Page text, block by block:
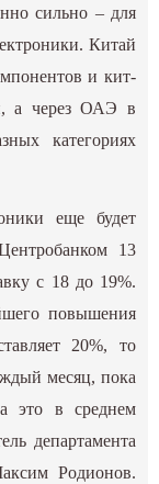
сильно – для
Китай
и кит-
а через ОАЭ в
категориях
еще будет
13
с 18 до 19%.
повышения
20%, то
месяц, пока
это в среднем
департамента
Родионов.